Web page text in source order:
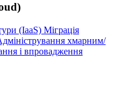
(IaaS) Міграція
хмарним/
і впровадження